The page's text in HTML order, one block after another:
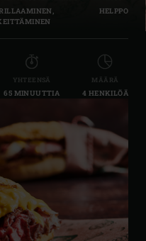
HELPPO
YHTEENSÄ
65 MINUUTTIA
MÄÄRÄ
4 HENKILÖÄ